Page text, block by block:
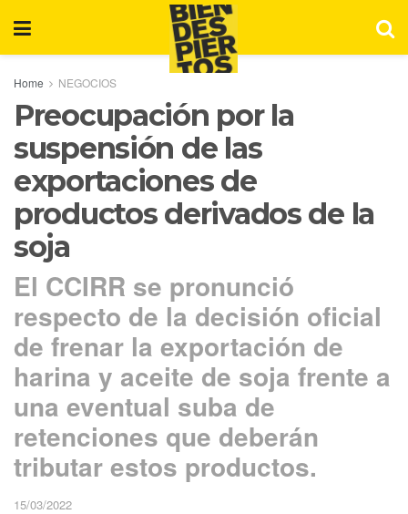
Home NEGOCIOS
Preocupación por la
suspensión de las
exportaciones de
productos derivados de la
soja
El CCIRR se pronunció
respecto de la decisión oficial
de frenar la exportación de
harina y aceite de soja frente a
una eventual suba de
retenciones que deberán
tributar estos productos.
15/03/2022